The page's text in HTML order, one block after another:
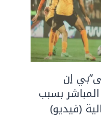
إن
بسبب
(فيديو)